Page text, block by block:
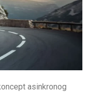
asinkronog